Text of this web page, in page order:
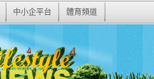
中小企平台 體育頻道